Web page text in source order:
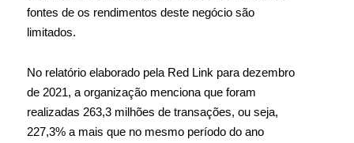
fontes de os rendimentos deste negócio são
limitados.
No relatório elaborado pela Red Link para dezembro
de 2021, a organização menciona que foram
realizadas 263,3 milhões de transações, ou seja,
227,3% a mais que no mesmo período do ano